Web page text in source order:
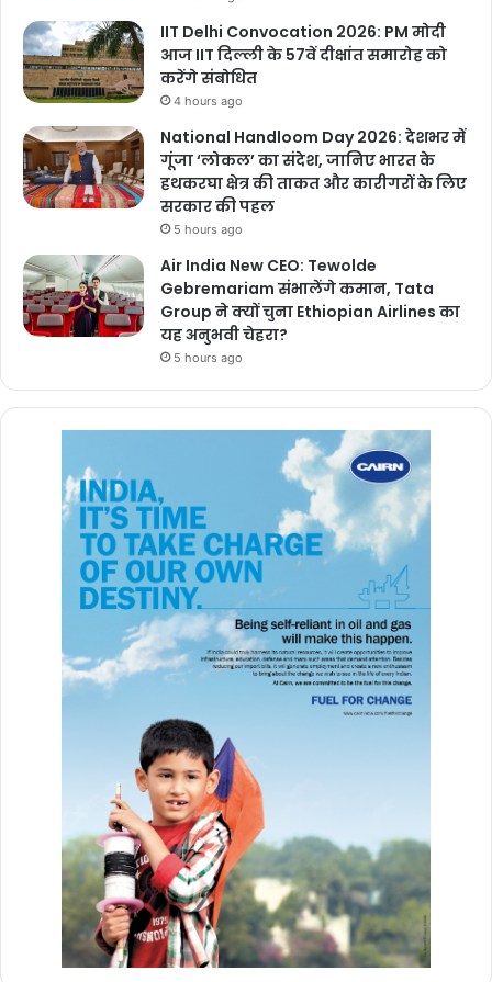
साजिशकर्ताओंका पता लगाया जा रहा है।
Buland Chhattisgarh
blast near lal quila
bomb blast delhi bomb blast news
buland chhattisgarh chhattisgarh
delhi bomb blast delhi lal qila blast
google India lal kila
lal kila blast lal kila bomb blast
lal qila blast lal qila blast death
lal qila bomb lal qila bomb blast
lal quila blast lal quila blast 10 november
lal quila blast cctv
lal quila blast latest
lal quila blast latest update
lal quila blast live video
lal quila blast today
IIT Delhi Convocation 2026: PM मोदी
आज IIT दिल्ली के 57वें दीक्षांत समारोह को
करेंगे संबोधित
4 hours ago
National Handloom Day 2026: देशभर में
गूंजा ‘लोकल’ का संदेश, जानिए भारत के
हथकरघा क्षेत्र की ताकत और कारीगरों के लिए
सरकार की पहल
5 hours ago
Air India New CEO: Tewolde
Gebremariam संभालेंगे कमान, Tata
Group ने क्यों चुना Ethiopian Airlines का
यह अनुभवी चेहरा?
5 hours ago